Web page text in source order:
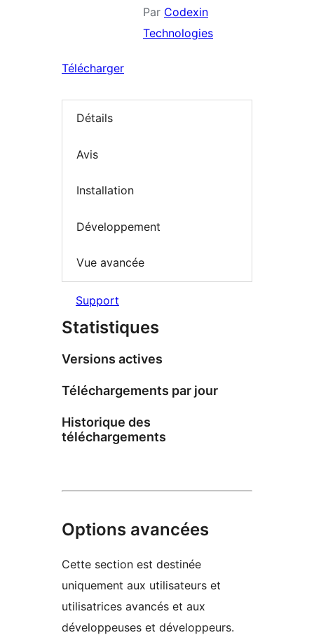
Par Codexin
Technologies
Télécharger
Détails
Avis
Installation
Développement
Vue avancée
Support
Statistiques
Versions actives
Téléchargements par jour
Historique des
téléchargements
Options avancées
Cette section est destinée
uniquement aux utilisateurs et
utilisatrices avancés et aux
développeuses et développeurs.